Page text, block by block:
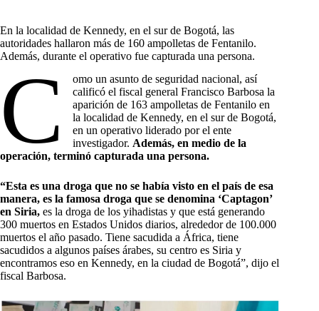
En la localidad de Kennedy, en el sur de Bogotá, las
autoridades hallaron más de 160 ampolletas de Fentanilo.
Además, durante el operativo fue capturada una persona.
C
omo un asunto de seguridad nacional, así
calificó el fiscal general Francisco Barbosa la
aparición de 163 ampolletas de Fentanilo en
la localidad de Kennedy, en el sur de Bogotá,
en un operativo liderado por el ente
investigador. Además, en medio de la
operación, terminó capturada una persona.
“Esta es una droga que no se había visto en el país de esa
manera, es la famosa droga que se denomina ‘Captagon’
en Siria, es la droga de los yihadistas y que está generando
300 muertos en Estados Unidos diarios, alrededor de 100.000
muertos el año pasado. Tiene sacudida a África, tiene
sacudidos a algunos países árabes, su centro es Siria y
encontramos eso en Kennedy, en la ciudad de Bogotá”, dijo el
fiscal Barbosa.